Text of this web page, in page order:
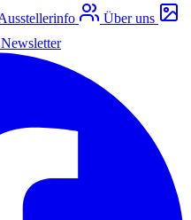
Über uns
Newsletter